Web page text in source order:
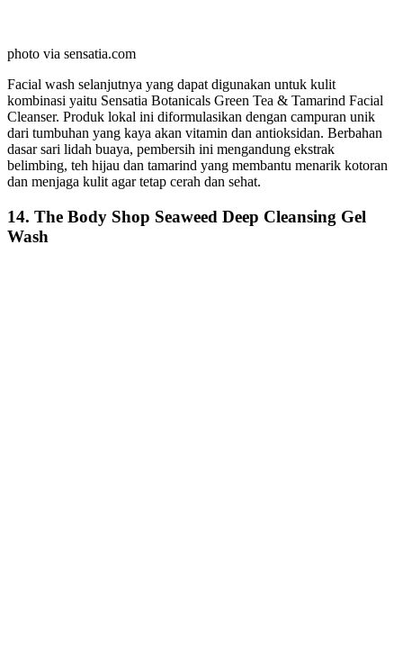
photo via sensatia.com
Facial wash selanjutnya yang dapat digunakan untuk kulit
kombinasi yaitu Sensatia Botanicals Green Tea & Tamarind Facial
Cleanser. Produk lokal ini diformulasikan dengan campuran unik
dari tumbuhan yang kaya akan vitamin dan antioksidan. Berbahan
dasar sari lidah buaya, pembersih ini mengandung ekstrak
belimbing, teh hijau dan tamarind yang membantu menarik kotoran
dan menjaga kulit agar tetap cerah dan sehat.
14. The Body Shop Seaweed Deep Cleansing Gel
Wash